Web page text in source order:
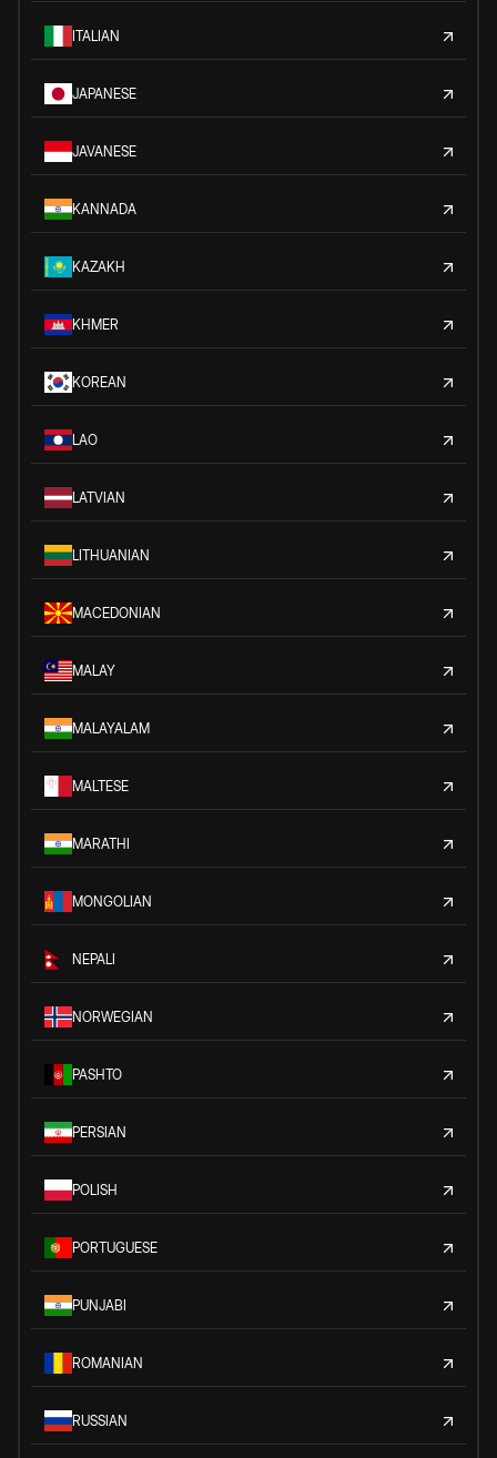
ITALIAN
JAPANESE
JAVANESE
KANNADA
KAZAKH
KHMER
KOREAN
LAO
LATVIAN
LITHUANIAN
MACEDONIAN
MALAY
MALAYALAM
MALTESE
MARATHI
MONGOLIAN
NEPALI
NORWEGIAN
PASHTO
PERSIAN
POLISH
PORTUGUESE
PUNJABI
ROMANIAN
RUSSIAN